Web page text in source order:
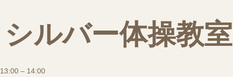
シルバー体操教室
シ
13:00 – 14:00